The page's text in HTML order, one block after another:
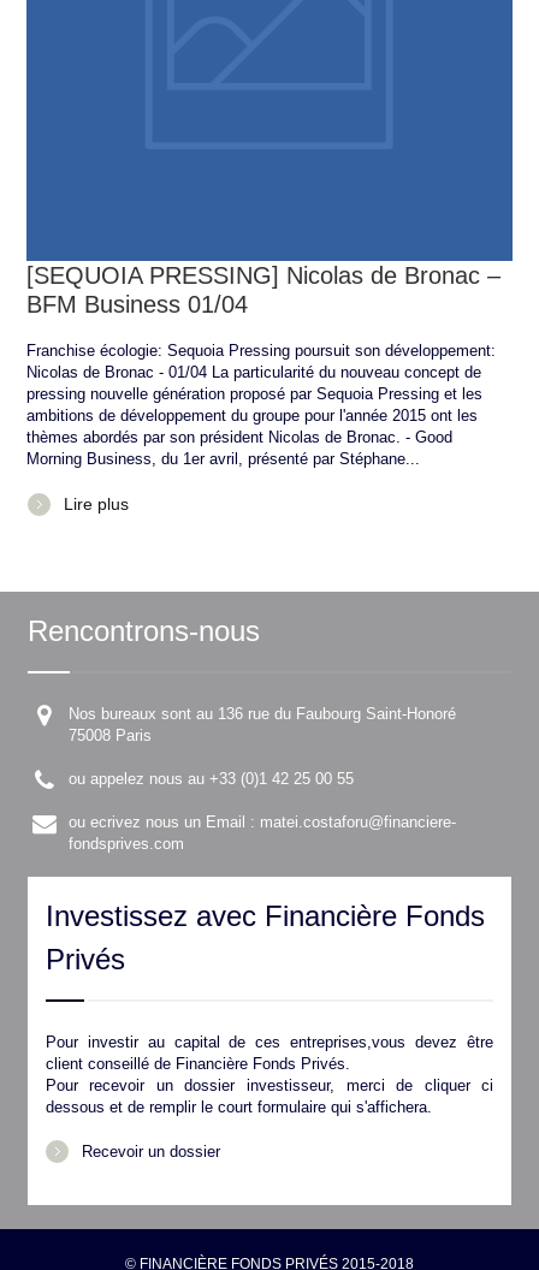
[SEQUOIA PRESSING] Nicolas de Bronac –
BFM Business 01/04
Franchise écologie: Sequoia Pressing poursuit son développement:
Nicolas de Bronac - 01/04 La particularité du nouveau concept de
pressing nouvelle génération proposé par Sequoia Pressing et les
ambitions de développement du groupe pour l'année 2015 ont les
thèmes abordés par son président Nicolas de Bronac. - Good
Morning Business, du 1er avril, présenté par Stéphane...
Lire plus
Rencontrons-nous
Nos bureaux sont au 136 rue du Faubourg Saint-Honoré
75008 Paris
ou appelez nous au +33 (0)1 42 25 00 55
ou ecrivez nous un Email : matei.costaforu@financiere-
fondsprives.com
Investissez avec Financière Fonds
Privés
Pour investir au capital de ces entreprises,vous devez être
client conseillé de Financière Fonds Privés.
Pour recevoir un dossier investisseur, merci de cliquer ci
dessous et de remplir le court formulaire qui s'affichera.
Recevoir un dossier
© FINANCIÈRE FONDS PRIVÉS 2015-2018